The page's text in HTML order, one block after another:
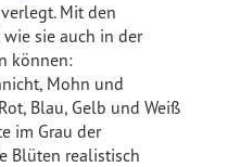
verlegt. Mit den
sie auch in der
können:
Mohn und
Blau, Gelb und Weiß
im Grau der
Blüten realistisch